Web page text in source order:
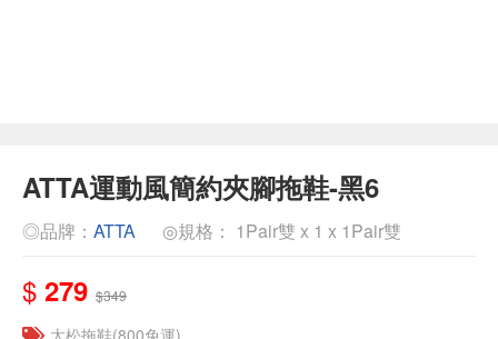
ATTA運動風簡約夾腳拖鞋-黑6
◎品牌： ATTA ◎規格： 1Pair雙 x 1 x 1Pair雙
$ 279 $349
太松拖鞋(800免運)